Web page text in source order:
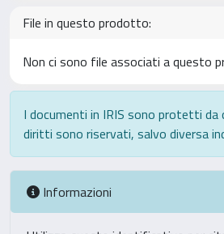
File in questo prodotto:
Non ci sono file associati a questo
I documenti in IRIS sono protetti
diritti sono riservati, salvo diversa
Informazioni